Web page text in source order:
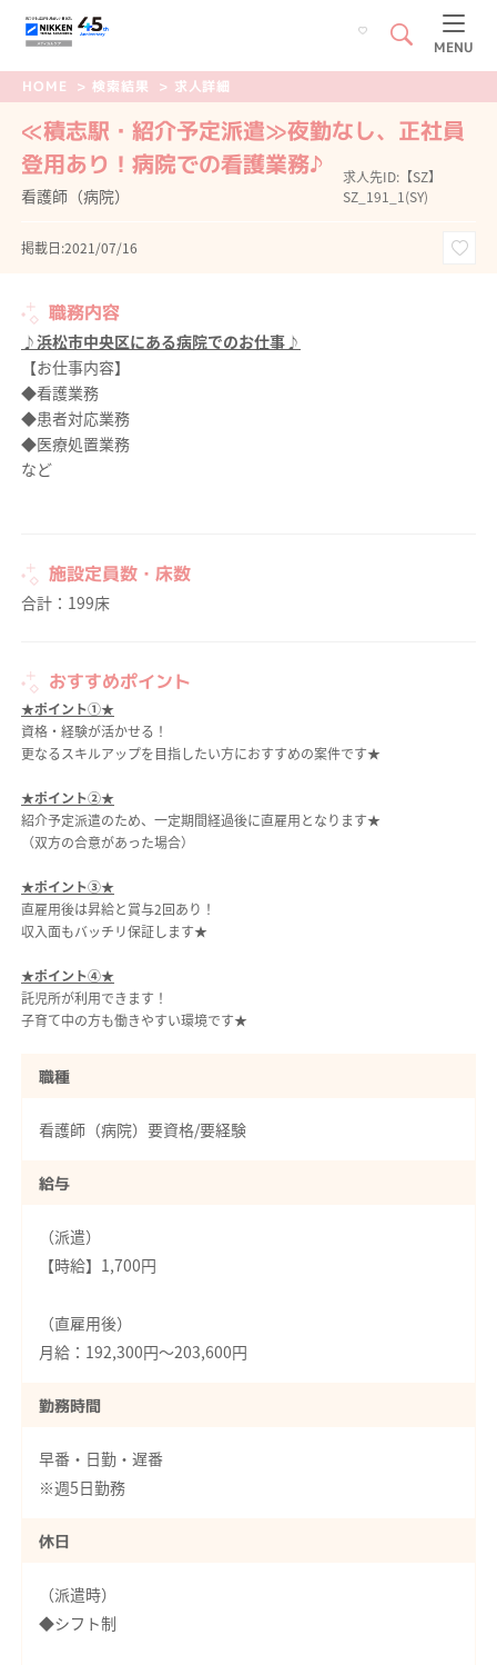
MENU
HOME > 検索結果 > 求人詳細
≪積志駅・紹介予定派遣≫夜勤なし、正社員
登用あり！病院での看護業務♪
看護師（病院）
求人先ID:【SZ】
SZ_191_1(SY)
掲載日:2021/07/16
職務内容
♪浜松市中央区にある病院でのお仕事♪
【お仕事内容】
◆看護業務
◆患者対応業務
◆医療処置業務
など
施設定員数・床数
合計：199床
おすすめポイント
★ポイント①★
資格・経験が活かせる！
更なるスキルアップを目指したい方におすすめの案件です★
★ポイント②★
紹介予定派遣のため、一定期間経過後に直雇用となります★
（双方の合意があった場合）
★ポイント③★
直雇用後は昇給と賞与2回あり！
収入面もバッチリ保証します★
★ポイント④★
託児所が利用できます！
子育て中の方も働きやすい環境です★
職種
看護師（病院）要資格/要経験
給与
（派遣）
【時給】1,700円
（直雇用後）
月給：192,300円～203,600円
勤務時間
早番・日勤・遅番
※週5日勤務
休日
（派遣時）
◆シフト制